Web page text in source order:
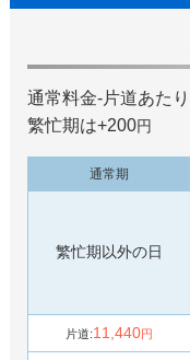
通常料金-片道あたり
繁忙期は+200円
通常期
繁忙期以外の日
片道:11,440円